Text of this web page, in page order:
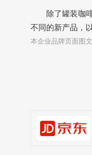
除了罐装咖
不同的新产品，
本企业品牌页面图